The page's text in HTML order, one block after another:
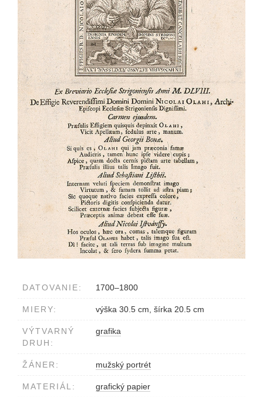
DATOVANIE: 1700–1800
MIERY: výška 30.5 cm, šírka 20.5 cm
VÝTVARNÝ
DRUH:
grafika
ŽÁNER: mužský portrét
MATERIÁL: grafický papier